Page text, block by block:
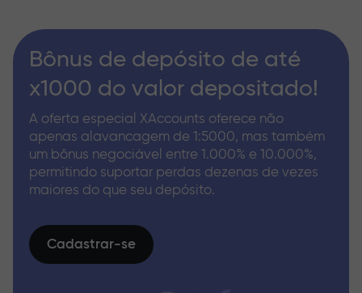
Bônus de depósito de até
x1000 do valor depositado!
A oferta especial XAccounts oferece não
apenas alavancagem de 1:5000, mas também
um bônus negociável entre 1.000% e 10.000%,
permitindo suportar perdas dezenas de vezes
maiores do que seu depósito.
Cadastrar-se